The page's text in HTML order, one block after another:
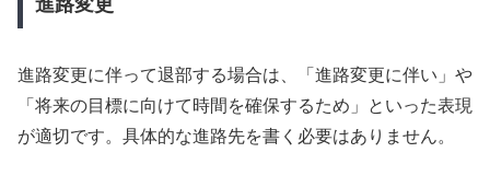
進路変更
進路変更に伴って退部する場合は、「進路変更に伴い」や
「将来の目標に向けて時間を確保するため」といった表現
が適切です。具体的な進路先を書く必要はありません。